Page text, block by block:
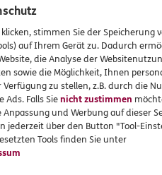
Özcan
951075
664 8809
stimmen Sie der Speicherung
auf Ihrem Gerät zu. Dadurch
die Analyse der
sowie die Möglichkeit, Ihnen
zu stellen, z.B. durch die
Ads. Falls Sienicht zustimmen
und Werbung auf dieser
jederzeit über den Button "Tool-
Tools finden Sie unter